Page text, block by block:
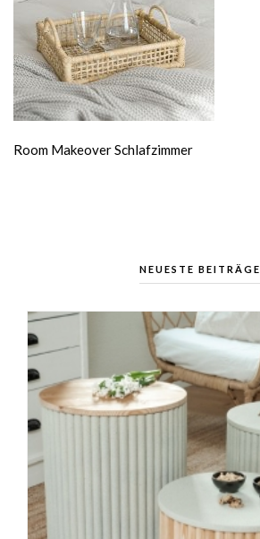
Room Makeover Schlafzimmer
NEUESTE BEITRÄGE